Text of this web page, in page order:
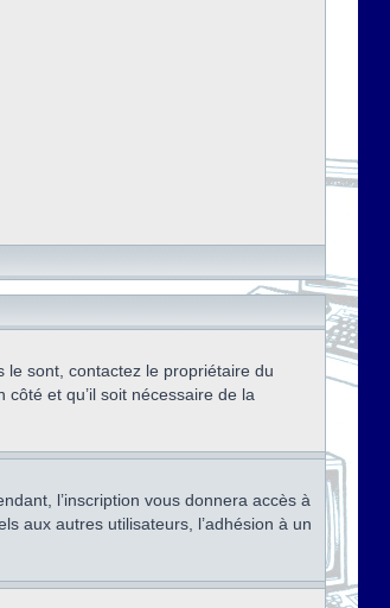
le sont, contactez le propriétaire du
et qu’il soit nécessaire de la
l’inscription vous donnera accès à
aux autres utilisateurs, l’adhésion à un